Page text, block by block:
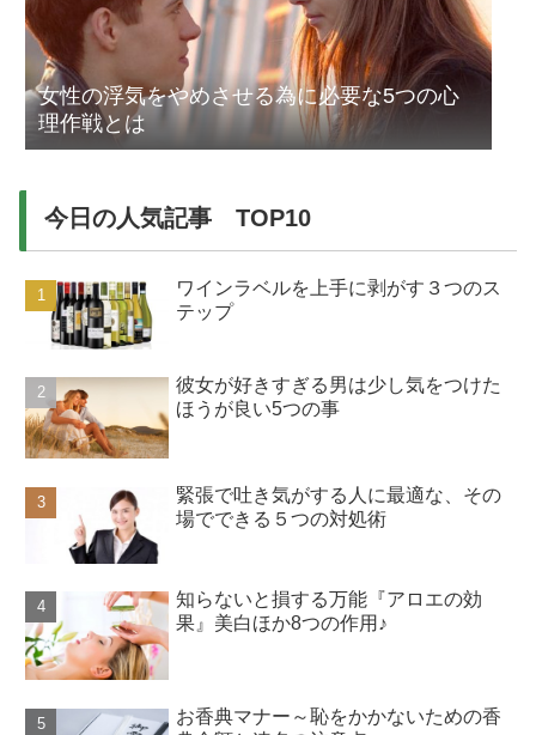
女性の浮気をやめさせる為に必要な5つの心
理作戦とは
今日の人気記事 TOP10
ワインラベルを上手に剥がす３つのス
テップ
彼女が好きすぎる男は少し気をつけた
ほうが良い5つの事
緊張で吐き気がする人に最適な、その
場でできる５つの対処術
知らないと損する万能『アロエの効
果』美白ほか8つの作用♪
お香典マナー～恥をかかないための香